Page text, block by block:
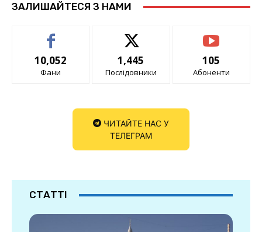
ЗАЛИШАЙТЕСЯ З НАМИ
10,052
Фани
1,445
Послідовники
105
Абоненти
ЧИТАЙТЕ НАС У
ТЕЛЕГРАМ
СТАТТІ